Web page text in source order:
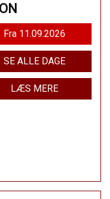
Fra 11.09.2026
SE ALLE DAGE
LÆS MERE